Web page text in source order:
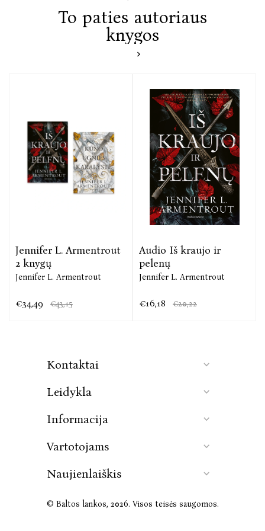
Jennifer L. Armentrout – pripažinta fantastinių
knygų ir meilės romanų paaugliams bei
ūkį. 2015-aisiais rašytojai diagnozuota reta genetinė
liga. Viena iš galimų komplikacijų – visiškas
apakimas. Sužinojusi tai, Armentrout nepasidavė, ji
nusprendė skleisti žinią ir edukuoti visuomenę apie
įvairių lygmenų aklumą. Tai tapo jos gyvenimo misija.
Kaip ir romanų, kurių kaskart pasaulyje laukia
milijonai skaitytojų, rašymas.
„Kūno ir ugnies karalystė“ – antroji serijos „Kraujas
To paties autoriaus
knygos
Jennifer L. Armentrout
2 knygų
Jennifer L. Armentrout
€34,49 €43,15
Audio Iš kraujo ir
pelenų
Jennifer L. Armentrout
€16,18 €20,22
Kontaktai
Leidykla
Informacija
Vartotojams
Naujienlaiškis
© Baltos lankos, 2026. Visos teisės saugomos.